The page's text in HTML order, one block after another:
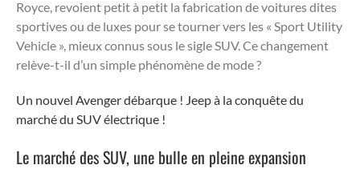
Royce, revoient petit à petit la fabrication de voitures dites
sportives ou de luxes pour se tourner vers les « Sport Utility
Vehicle », mieux connus sous le sigle SUV. Ce changement
relève-t-il d’un simple phénomène de mode ?
Un nouvel Avenger débarque ! Jeep à la conquête du
marché du SUV électrique !
Le marché des SUV, une bulle en pleine expansion